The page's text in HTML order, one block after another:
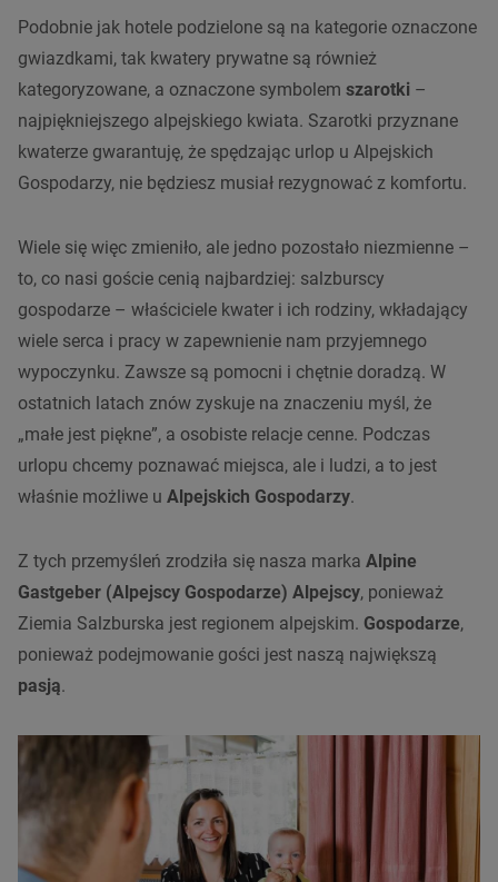
Podobnie jak hotele podzielone są na kategorie oznaczone
gwiazdkami, tak kwatery prywatne są również
kategoryzowane, a oznaczone symbolem szarotki –
najpiękniejszego alpejskiego kwiata. Szarotki przyznane
kwaterze gwarantuję, że spędzając urlop u Alpejskich
Gospodarzy, nie będziesz musiał rezygnować z komfortu.
Wiele się więc zmieniło, ale jedno pozostało niezmienne –
to, co nasi goście cenią najbardziej: salzburscy
gospodarze – właściciele kwater i ich rodziny, wkładający
wiele serca i pracy w zapewnienie nam przyjemnego
wypoczynku. Zawsze są pomocni i chętnie doradzą. W
ostatnich latach znów zyskuje na znaczeniu myśl, że
„małe jest piękne”, a osobiste relacje cenne. Podczas
urlopu chcemy poznawać miejsca, ale i ludzi, a to jest
właśnie możliwe u Alpejskich Gospodarzy.
Z tych przemyśleń zrodziła się nasza marka Alpine
Gastgeber (Alpejscy Gospodarze) Alpejscy, ponieważ
Ziemia Salzburska jest regionem alpejskim. Gospodarze,
ponieważ podejmowanie gości jest naszą największą
pasją.